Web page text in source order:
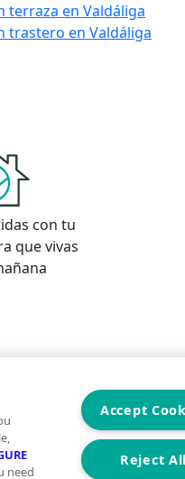
terraza en Valdáliga
trastero en Valdáliga
con tu
que vivas
need
Accept
Reject All